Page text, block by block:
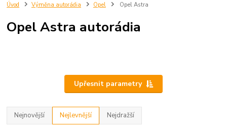
Úvod Výměna autorádia Opel Opel Astra
Opel Astra autorádia
Upřesnit parametry
Nejnovější Nejlevnější Nejdražší